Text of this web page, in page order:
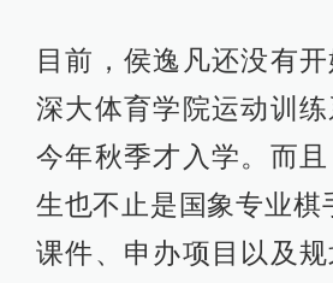
目前，侯逸凡还没有
深大体育学院运动训练
今年秋季才入学。而
生也不止是国象专业棋
课件、申办项目以及